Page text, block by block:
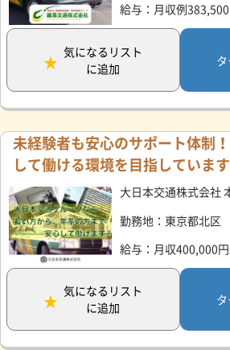
給与：月収例
気になるリスト
に追加
未経験者も安心のサポート体制
して働ける環境を目指しています
大日本交通株式会社
勤務地：東京都北区
給与：月収400,000
気になるリスト
に追加